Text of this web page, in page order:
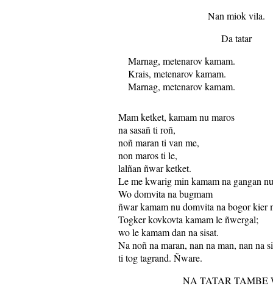
Nan miok vila.
Da tatar
Marnag, metenarov kamam.
Krais, metenarov kamam.
Marnag, metenarov kamam.
Mam ketket, kamam nu maros
na sasañ ti roñ,
noñ maran ti van me,
non maros ti le,
lalñan ñwar ketket.
Le me kwarig min kamam na gangan
Wo domvita na bugmam
ñwar kamam nu domvita na bogor kier
Togker kovkovta kamam le ñwergal;
wo le kamam dan na sisat.
Na noñ na maran, nan na man, nan na
ti tog tagrand. Ñware.
NA TATAR TAMBE